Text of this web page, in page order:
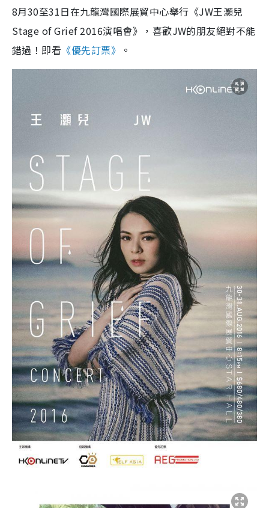
8月30至31日在九龍灣國際展貿中心舉行《JW王灝兒
Stage of Grief 2016演唱會》，喜歡JW的朋友絕對不能
錯過！即看 《優先訂票》 。